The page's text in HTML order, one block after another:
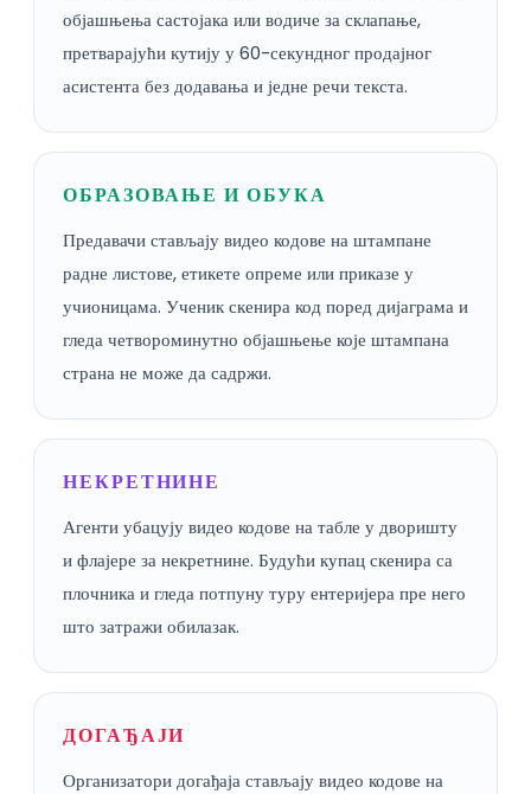
објашњења састојака или водиче за склапање,
претварајући кутију у 60-секундног продајног
асистента без додавања и једне речи текста.
ОБРАЗОВАЊЕ И ОБУКА
Предавачи стављају видео кодове на штампане
радне листове, етикете опреме или приказе у
учионицама. Ученик скенира код поред дијаграма и
гледа четвороминутно објашњење које штампана
страна не може да садржи.
НЕКРЕТНИНЕ
Агенти убацују видео кодове на табле у дворишту
и флајере за некретнине. Будући купац скенира са
плочника и гледа потпуну туру ентеријера пре него
што затражи обилазак.
ДОГАЂАЈИ
Организатори догађаја стављају видео кодове на